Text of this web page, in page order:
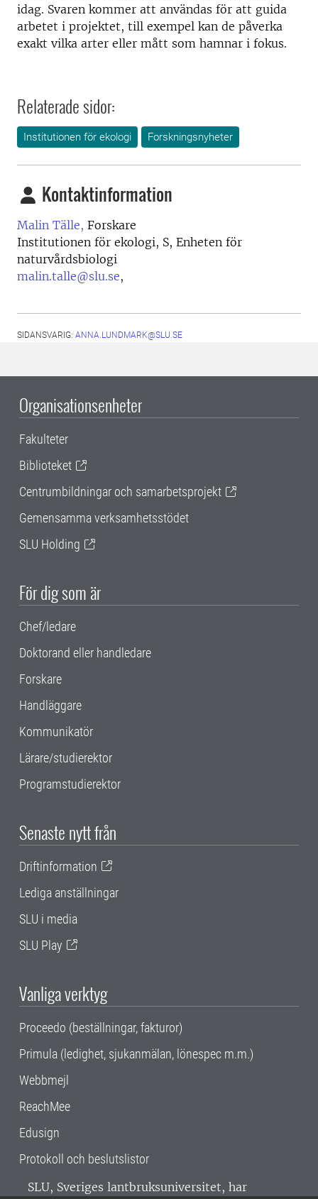
idag. Svaren kommer att användas för att guida
arbetet i projektet, till exempel kan de påverka
exakt vilka arter eller mått som hamnar i fokus.
Relaterade sidor:
Institutionen för ekologi Forskningsnyheter
Kontaktinformation
Malin Tälle, Forskare
Institutionen för ekologi, S, Enheten för
naturvårdsbiologi
malin.talle@slu.se,
SIDANSVARIG: ANNA.LUNDMARK@SLU.SE
Organisationsenheter
Fakulteter
Biblioteket
Centrumbildningar och samarbetsprojekt
Gemensamma verksamhetsstödet
SLU Holding
För dig som är
Chef/ledare
Doktorand eller handledare
Forskare
Handläggare
Kommunikatör
Lärare/studierektor
Programstudierektor
Senaste nytt från
Driftinformation
Lediga anställningar
SLU i media
SLU Play
Vanliga verktyg
Proceedo (beställningar, fakturor)
Primula (ledighet, sjukanmälan, lönespec m.m.)
Webbmejl
ReachMee
Edusign
Protokoll och beslutslistor
SLU, Sveriges lantbruksuniversitet, har